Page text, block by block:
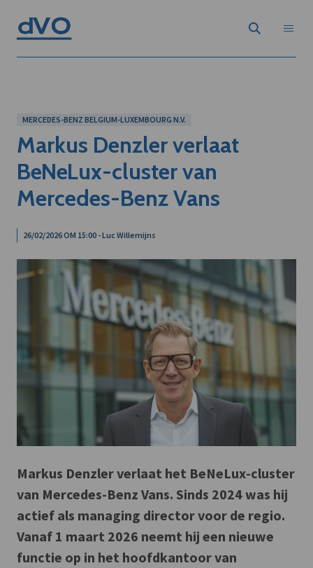
MERCEDES-BENZ BELGIUM-LUXEMBOURG N.V.
Markus Denzler verlaat
BeNeLux-cluster van
Mercedes-Benz Vans
26/02/2026 OM 15:00 - Luc Willemijns
Markus Denzler verlaat het BeNeLux-cluster
van Mercedes-Benz Vans. Sinds 2024 was hij
actief als managing director voor de regio.
Vanaf 1 maart 2026 neemt hij een nieuwe
functie op in het hoofdkantoor van